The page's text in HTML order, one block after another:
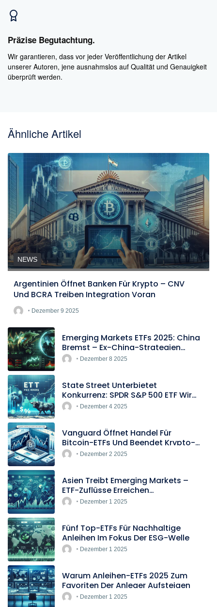
Präzise Begutachtung.
Wir garantieren, dass vor jeder Veröffentlichung der Artikel
unserer Autoren, jene ausnahmslos auf Qualität und Genauigkeit
überprüft werden.
Ähnliche Artikel
NEWS
Argentinien Öffnet Banken Für Krypto – CNV
Und BCRA Treiben Integration Voran
Dezember 9 2025
Emerging Markets ETFs 2025: China
Bremst – Ex-China-Strategien
BoomenDezember 8 2025
State Street Unterbietet
Konkurrenz: SPDR S&P 500 ETF Wird
Europas Günstigster Indextracker
Dezember 4 2025
Vanguard Öffnet Handel Für
Bitcoin-ETFs Und Beendet Krypto-
BlockadeDezember 2 2025
Asien Treibt Emerging Markets –
ETF-Zuflüsse Erreichen
Rekordtempo
Dezember 1 2025
Fünf Top-ETFs Für Nachhaltige
Anleihen Im Fokus Der ESG-Welle
Dezember 1 2025
Warum Anleihen-ETFs 2025 Zum
Favoriten Der Anleger Aufsteigen
Dezember 1 2025